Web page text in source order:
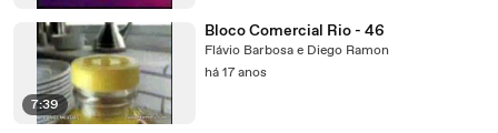
7:39
Bloco Comercial Rio - 46
Flávio Barbosa e Diego Ramon
há 17 anos